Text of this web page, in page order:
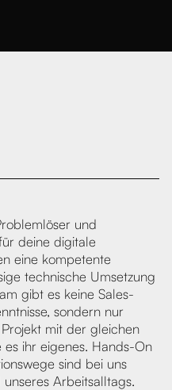
und
deine digitale
eine kompetente
technische Umsetzung
gibt es keine Sales-
sondern nur
mit der gleichen
ihr eigenes. Hands-On
sind bei uns
Arbeitsalltags.